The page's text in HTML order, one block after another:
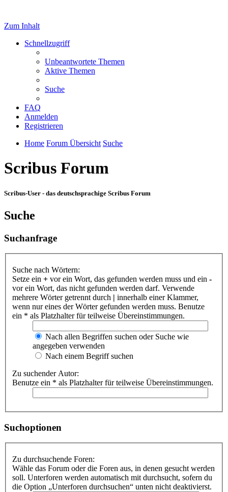
Zum Inhalt
Schnellzugriff
Unbeantwortete Themen
Aktive Themen
Suche
FAQ
Anmelden
Registrieren
Home Forum Übersicht Suche
Scribus Forum
Scribus-User - das deutschsprachige Scribus Forum
Suche
Suchanfrage
Suche nach Wörtern:
Setze ein + vor ein Wort, das gefunden werden muss und ein -
vor ein Wort, das nicht gefunden werden darf. Verwende
mehrere Wörter getrennt durch | innerhalb einer Klammer,
wenn nur eines der Wörter gefunden werden muss. Benutze
ein * als Platzhalter für teilweise Übereinstimmungen.
Nach allen Begriffen suchen oder Suche wie
angegeben verwenden
Nach einem Begriff suchen
Zu suchender Autor:
Benutze ein * als Platzhalter für teilweise Übereinstimmungen.
Suchoptionen
Zu durchsuchende Foren:
Wähle das Forum oder die Foren aus, in denen gesucht werden
soll. Unterforen werden automatisch mit durchsucht, sofern du
die Option „Unterforen durchsuchen“ unten nicht deaktivierst.